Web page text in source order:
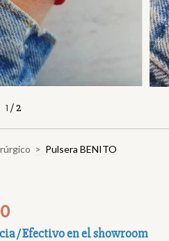
1 /2
> Pulsera BENITO
/ Efectivo en el showroom